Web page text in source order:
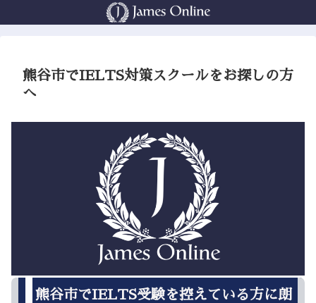
熊谷市でIELTS対策スクールをお探しの方
へ
熊谷市でIELTS受験を控えている方に朗